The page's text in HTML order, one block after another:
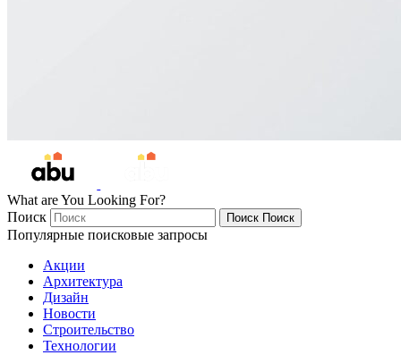
What are You Looking For?
Поиск
Поиск Поиск
Популярные поисковые запросы
Акции
Архитектура
Дизайн
Новости
Строительство
Технологии